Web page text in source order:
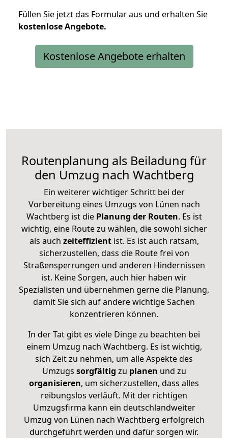
Füllen Sie jetzt das Formular aus und erhalten Sie
kostenloseAngebote.
Kostenlose Angebote erhalten
Routenplanung als Beiladung für
den Umzug nach Wachtberg
Ein weiterer wichtiger Schritt bei der
Vorbereitung eines Umzugs von Lünen nach
Wachtberg ist diePlanung der Routen. Es ist
wichtig, eine Route zu wählen, die sowohl sicher
als auch zeiteffizientist. Es ist auch ratsam,
sicherzustellen, dass die Route frei von
Straßensperrungen und anderen Hindernissen
ist. Keine Sorgen, auch hier haben wir
Spezialisten und übernehmen gerne die Planung,
damit Sie sich auf andere wichtige Sachen
konzentrieren können.
In der Tat gibt es viele Dinge zu beachten bei
einem Umzug nach Wachtberg. Es ist wichtig,
sich Zeit zu nehmen, um alle Aspekte des
Umzugs sorgfältig zu planen und zu
organisieren, um sicherzustellen, dass alles
reibungslos verläuft. Mit der richtigen
Umzugsfirma kann ein deutschlandweiter
Umzug von Lünen nach Wachtberg erfolgreich
durchgeführt werden und dafür sorgen wir.